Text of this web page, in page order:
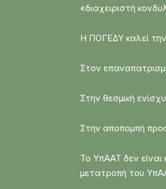
«διαχειριστή
Η ΠΟΓΕΔΥ καλεί
Στον
Στην θεσμική
Στην αποπομπή
Το ΥπΑΑΤ δεν
μετατροπή του